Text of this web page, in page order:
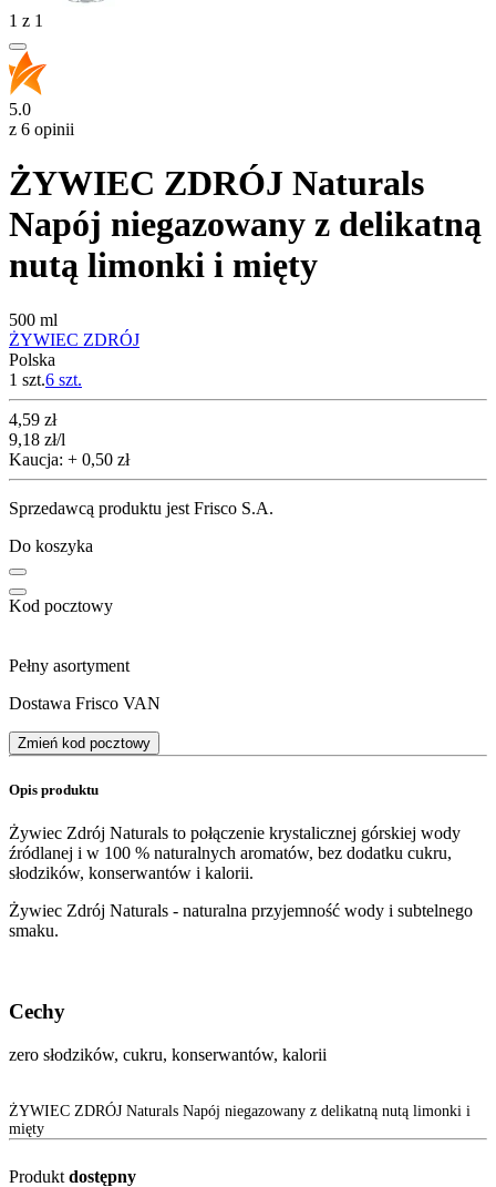
1 z 1
5.0
z 6 opinii
ŻYWIEC ZDRÓJ Naturals
Napój niegazowany z delikatną
nutą limonki i mięty
500 ml
ŻYWIEC ZDRÓJ
Polska
1 szt.6 szt.
Cena
4,59 zł
9,18 zł/l
Kaucja: + 0,50 zł
Sprzedawcą produktu jest Frisco S.A.
Do koszyka
Kod pocztowy
Pełny asortyment
Dostawa Frisco VAN
Zmień kod pocztowy
Opis produktu
Żywiec Zdrój Naturals to połączenie krystalicznej górskiej wody
źródlanej i w 100 % naturalnych aromatów, bez dodatku cukru,
słodzików, konserwantów i kalorii.
Żywiec Zdrój Naturals - naturalna przyjemność wody i subtelnego
smaku.
Cechy
zero słodzików, cukru, konserwantów, kalorii
ŻYWIEC ZDRÓJ Naturals Napój niegazowany z delikatną nutą limonki i
mięty
Produkt dostępny